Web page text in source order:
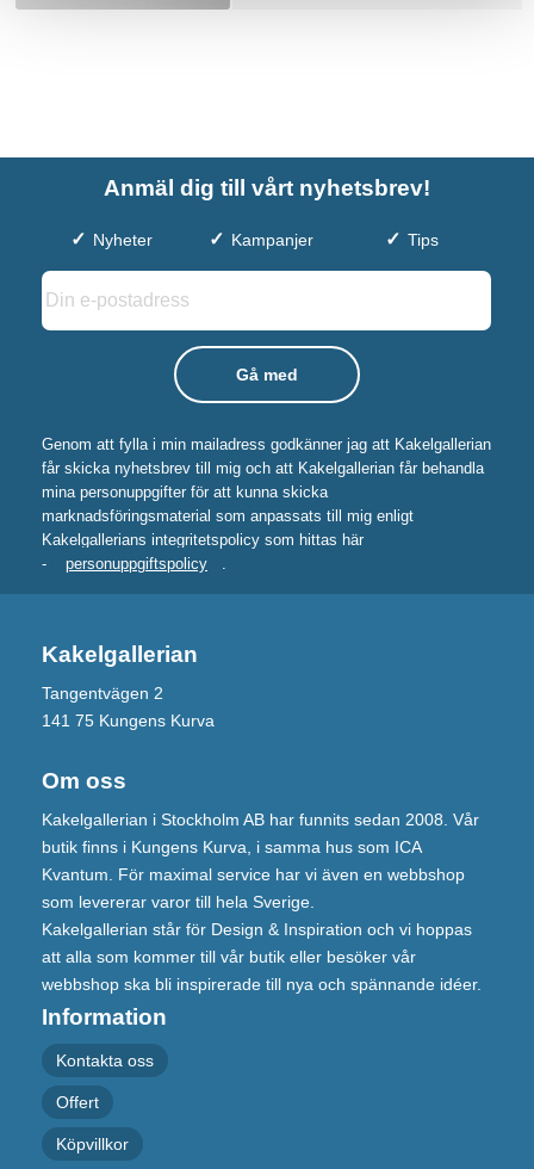
Anmäl dig till vårt nyhetsbrev!
Nyheter Kampanjer Tips
Genom att fylla i min mailadress godkänner jag att Kakelgallerian
får skicka nyhetsbrev till mig och att Kakelgallerian får behandla
mina personuppgifter för att kunna skicka
marknadsföringsmaterial som anpassats till mig enligt
Kakelgallerians integritetspolicy som hittas här
-
personuppgiftspolicy .
Kakelgallerian
Tangentvägen 2
141 75 Kungens Kurva
Om oss
Kakelgallerian i Stockholm AB har funnits sedan 2008. Vår
butik finns i Kungens Kurva, i samma hus som ICA
Kvantum. För maximal service har vi även en webbshop
som levererar varor till hela Sverige.
Kakelgallerian står för Design & Inspiration och vi hoppas
att alla som kommer till vår butik eller besöker vår
webbshop ska bli inspirerade till nya och spännande idéer.
Information
Kontakta oss
Offert
Köpvillkor